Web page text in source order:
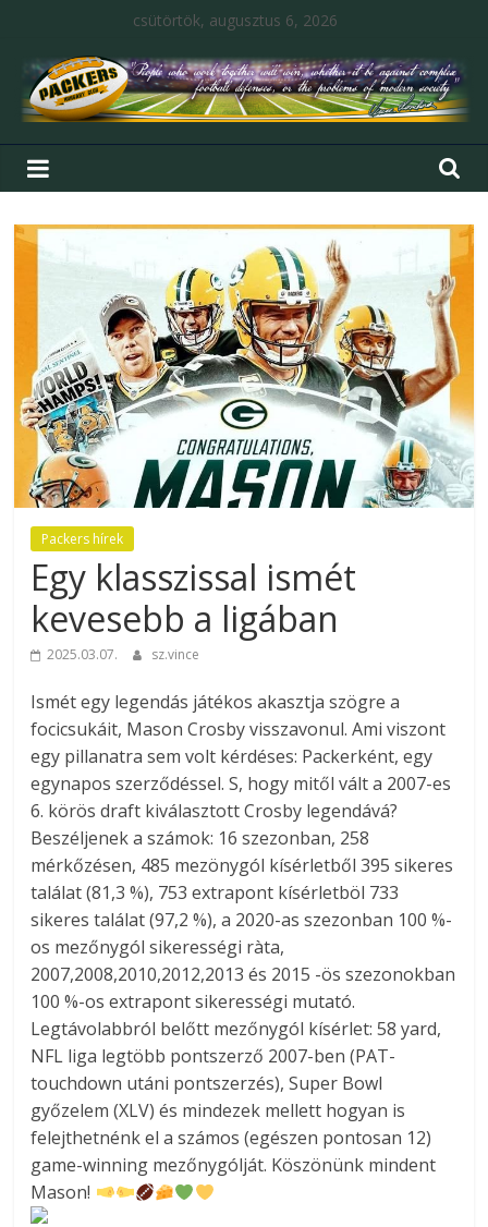
csütörtök, augusztus 6, 2026
Packers hírek
Egy klasszissal ismét
kevesebb a ligában
2025.03.07. sz.vince
Ismét egy legendás játékos akasztja szögre a
focicsukáit, Mason Crosby visszavonul. Ami viszont
egy pillanatra sem volt kérdéses: Packerként, egy
egynapos szerződéssel. S, hogy mitől vált a 2007-es
6. körös draft kiválasztott Crosby legendává?
Beszéljenek a számok: 16 szezonban, 258
mérkőzésen, 485 mezönygól kísérletből 395 sikeres
találat (81,3 %), 753 extrapont kísérletböl 733
sikeres találat (97,2 %), a 2020-as szezonban 100 %-
os mezőnygól sikerességi ràta,
2007,2008,2010,2012,2013 és 2015 -ös szezonokban
100 %-os extrapont sikerességi mutató.
Legtávolabbról belőtt mezőnygól kísérlet: 58 yard,
NFL liga legtöbb pontszerző 2007-ben (PAT-
touchdown utáni pontszerzés), Super Bowl
győzelem (XLV) és mindezek mellett hogyan is
felejthetnénk el a számos (egészen pontosan 12)
game-winning mezőnygólját. Köszönünk mindent
Mason!